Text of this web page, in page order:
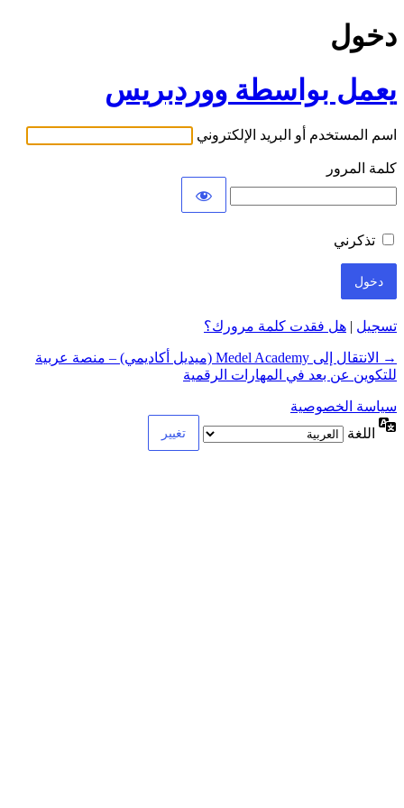
دخول
يعمل بواسطة ووردبريس
اسم المستخدم أو البريد الإلكتروني
كلمة المرور
تذكرني
تسجيل | هل فقدت كلمة مرورك؟
→ الانتقال إلى Medel Academy (ميديل أكاديمي) – منصة عربية
للتكوين عن بعد في المهارات الرقمية
سياسة الخصوصية
اللغة